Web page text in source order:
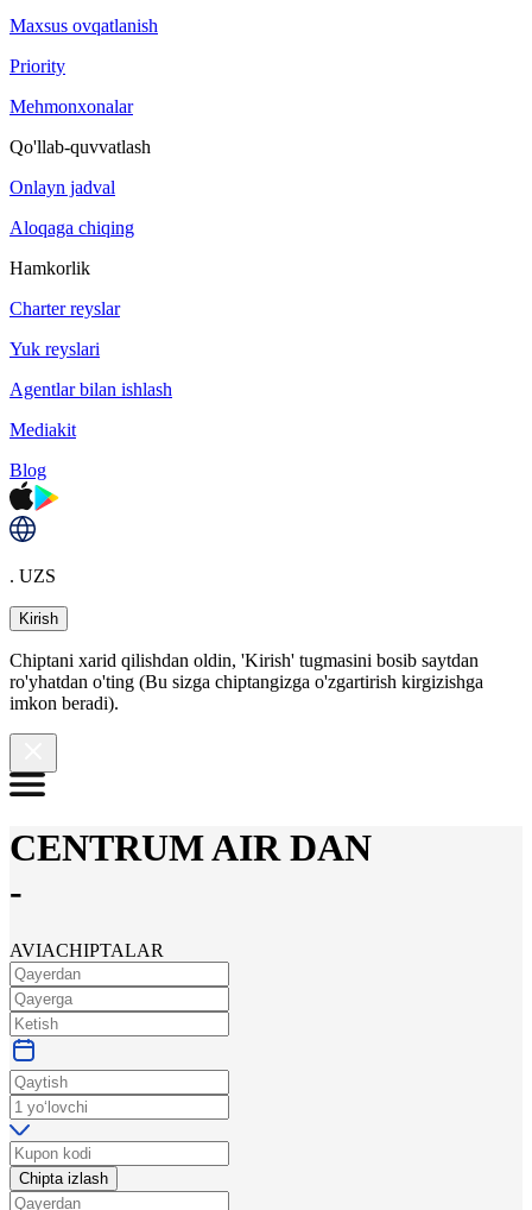
Maxsus ovqatlanish
Priority
Mehmonxonalar
Qo'llab-quvvatlash
Onlayn jadval
Aloqaga chiqing
Hamkorlik
Charter reyslar
Yuk reyslari
Agentlar bilan ishlash
Mediakit
Blog
. UZS
Kirish
Chiptani xarid qilishdan oldin, 'Kirish' tugmasini bosib saytdan
ro'yhatdan o'ting (Bu sizga chiptangizga o'zgartirish kirgizishga
imkon beradi).
CENTRUM AIR DAN
-
AVIACHIPTALAR
Chipta izlash